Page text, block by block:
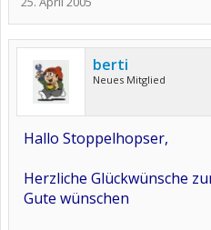
berti
Neues Mitglied
Hallo Stoppelhopser,
Herzliche Glückwünsche
Gute wünschen